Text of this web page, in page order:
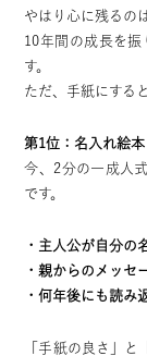
やはり心に残るの
10年間の成長を
す。
ただ、手紙にする
第1位：名入れ絵本
今、2分の一成人
です。
・主人公が自分の
・親からのメッセ
・何年後にも読み
「手紙の良さ」